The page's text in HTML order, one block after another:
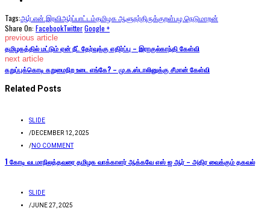
Tags:ஆர்.என்.இரவிஆர்ப்பாட்டம்தமிழக ஆளுநர்திருக்குறள்பழ.நெடுமாறன்
Share On: FacebookTwitterGoogle +
previous article
தமிழகத்தில் மட்டும் ஏன் நீட் தேர்வுக்கு எதிர்ப்பு – இராகுல்காந்தி கேள்வி
next article
கறுப்புக்கொடி கறுமைநிற உடை எங்கே? – மு.க.ஸ்டாலினுக்கு சீமான் கேள்வி
Related Posts
SLIDE
/DECEMBER 12, 2025
/NO COMMENT
1 கோடி வடமாநிலத்தவரை தமிழக வாக்காளர் ஆக்கவே எஸ் ஐ ஆர் – அதிர வைக்கும் தகவல்
SLIDE
/JUNE 27, 2025